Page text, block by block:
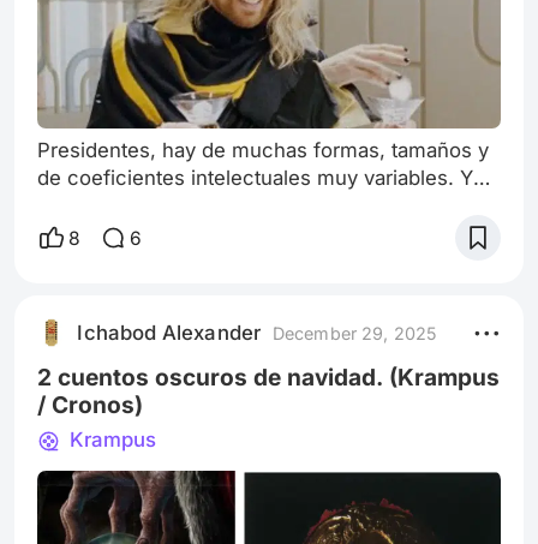
Presidentes, hay de muchas formas, tamaños y
de coeficientes intelectuales muy variables. Y
se nominan a la categoría de los “Darwin
cuestionable haciendo las peores tonterías.
Todo el mundo pensaría que el más reciente
presidente de los Estados Unidos de “América”
8 6
Ichabod Alexander December 29, 2025
2 cuentos oscuros de navidad. (Krampus
/ Cronos)
Krampus